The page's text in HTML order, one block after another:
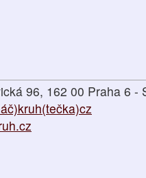
96, 162 00 Praha 6 -